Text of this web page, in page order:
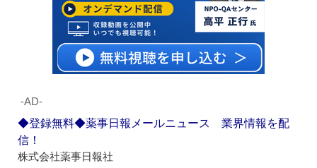
‐AD‐
◆登録無料◆薬事日報メールニュース 業界情報を配
信！
株式会社薬事日報社